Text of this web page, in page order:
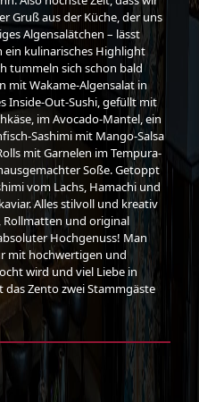
Gruß aus der Küche, der uns
Algensalätchen – lässt
ein kulinarisches Highlight
tummeln sich schon bald
mit Wakame-Algensalat in
Inside-Out-Sushi, gefüllt mit
im Avocado-Mantel, ein
Sashimi mit Mango-Salsa
mit Garnelen im Tempura-
Soße. Getoppt
vom Lachs, Hamachi und
Alles stilvoll und kreativ
und original
Hochgenuss! Man
mit hochwertigen und
wird und viel Liebe in
Zento zwei Stammgäste